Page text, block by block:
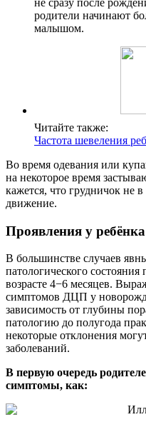
родители начинают
малышом.
Читайте также:
Частота шевеления
Во время одевания или
на некоторое время
кажется, что грудничок не
движение.
Проявления у
В большинстве случаев
патологического
возрасте 4−6 месяцев.
симптомов ДЦП у
зависимость от глубины
патологию до полугода
некоторые отклонения
заболеваний.
В первую очередь
симптомы, как: